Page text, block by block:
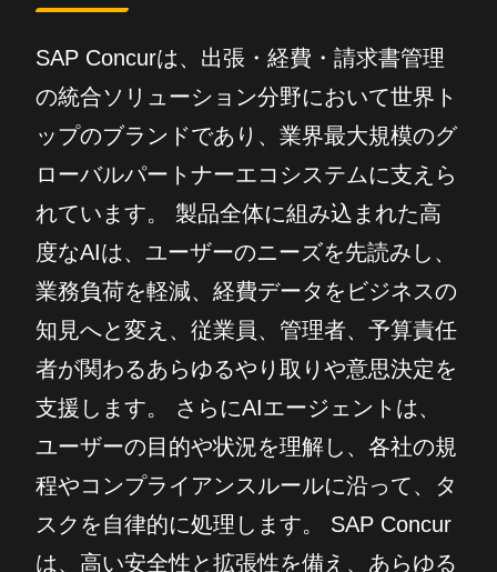
SAP Concurは、出張・経費・請求書管理
の統合ソリューション分野において世界ト
ップのブランドであり、業界最大規模のグ
ローバルパートナーエコシステムに支えら
れています。 製品全体に組み込まれた高
度なAIは、ユーザーのニーズを先読みし、
業務負荷を軽減、経費データをビジネスの
知見へと変え、従業員、管理者、予算責任
者が関わるあらゆるやり取りや意思決定を
支援します。 さらにAIエージェントは、
ユーザーの目的や状況を理解し、各社の規
程やコンプライアンスルールに沿って、タ
スクを自律的に処理します。 SAP Concur
は、高い安全性と拡張性を備え、あらゆる